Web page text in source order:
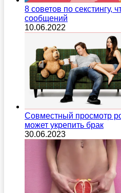
8 советов по секстингу,
сообщений
10.06.2022
Совместный просмотр
может укрепить брак
30.06.2023